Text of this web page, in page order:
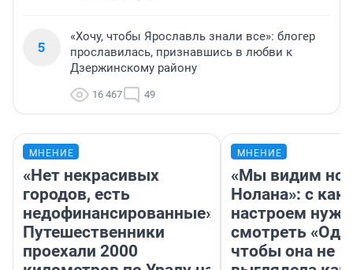
5
«Хочу, чтобы Ярославль знали все»: блогер
прославилась, признавшись в любви к
Дзержинскому району
16 467 49
МНЕНИЕ
«Нет некрасивых
городов, есть
недофинансированные».
Путешественники
проехали 2000
МНЕНИЕ
«Мы видим
Нолана»: с
настроем
смотреть
чтобы она не